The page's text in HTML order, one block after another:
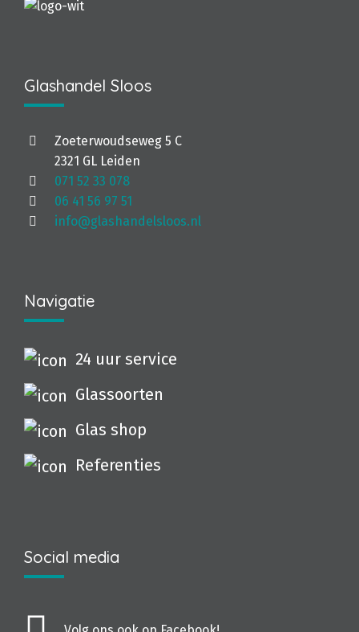
Glashandel Sloos
Zoeterwoudseweg 5 C
2321 GL Leiden
071 52 33 078
06 41 56 97 51
info@glashandelsloos.nl
Navigatie
24 uur service
Glassoorten
Glas shop
Referenties
Social media